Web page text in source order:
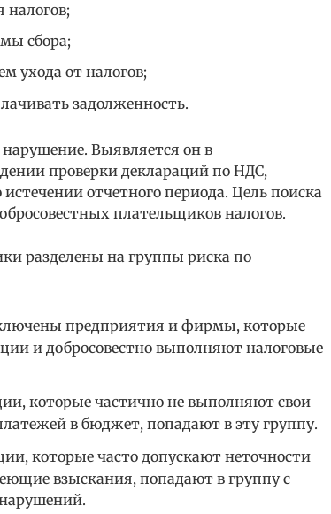
налогов;
сбора;
ухода от налогов;
задолженность.
Выявляется он в
проверки деклараций по НДС,
отчетного периода. Цель поиска
плательщиков налогов.
разделены на группы риска по
предприятия и фирмы, которые
и добросовестно выполняют налоговые
которые частично не выполняют свои
в бюджет, попадают в эту группу.
которые часто допускают неточности
взыскания, попадают в группу с